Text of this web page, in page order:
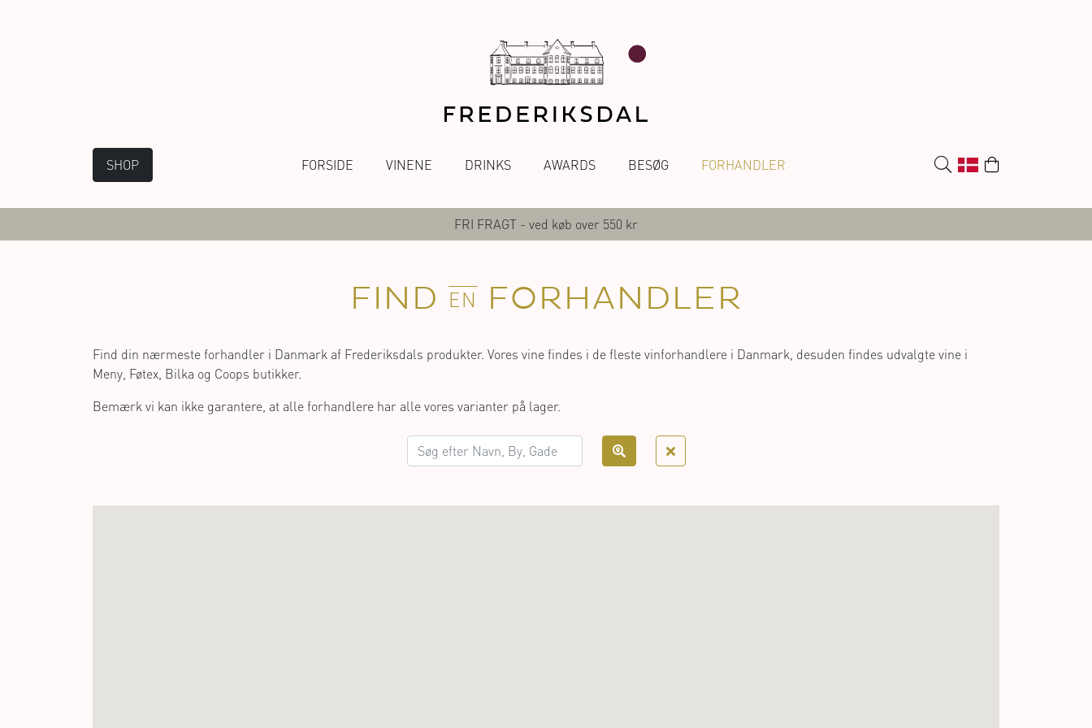
SHOP FORSIDE VINENE DRINKS AWARDS BESØG FORHANDLER
FRI FRAGT - ved køb over 550 kr
FIND ENFORHANDLER
Find din nærmeste forhandler i Danmark af Frederiksdals produkter. Vores vine findes i de fleste vinforhandlere i Danmark, desuden findes udvalgte vine i
Meny, Føtex, Bilka og Coops butikker.
Bemærk vi kan ikke garantere, at alle forhandlere har alle vores varianter på lager.